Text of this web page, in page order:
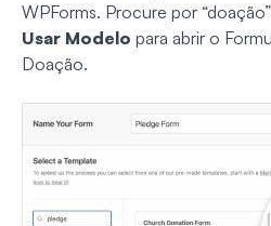
WPForms. Procure por
Usar Modelo para abrir o
Doação.